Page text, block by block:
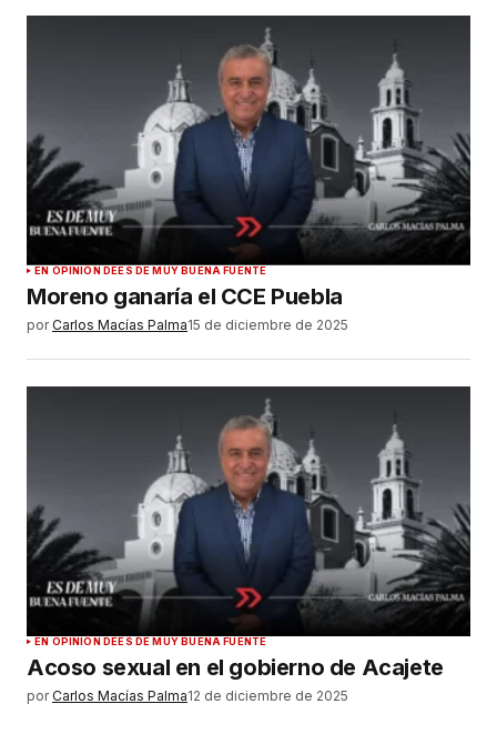
EN OPINIÓN DEES DE MUY BUENA FUENTE
Moreno ganaría el CCE Puebla
por Carlos Macías Palma15 de diciembre de 2025
EN OPINIÓN DEES DE MUY BUENA FUENTE
Acoso sexual en el gobierno de Acajete
por Carlos Macías Palma12 de diciembre de 2025